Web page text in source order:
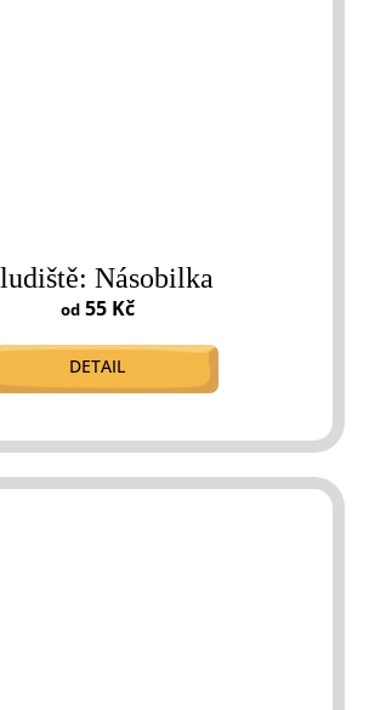
Násobilka
od55 Kč
DETAIL